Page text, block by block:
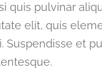
quis pulvinar
elit, quis
Suspendisse et